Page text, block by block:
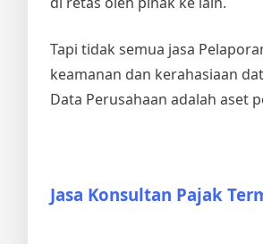
Tapi tidak semua jasa
keamanan dan kerahasiaan
Data Perusahaan adalah aset
Jasa Konsultan Pajak